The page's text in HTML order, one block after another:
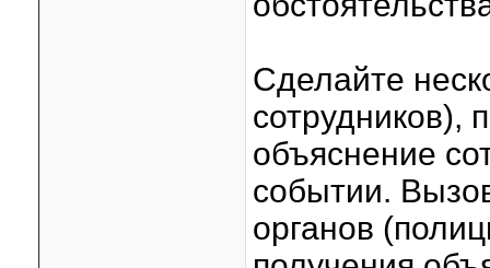
Сделайте
сотрудников),
объяснение
событии.
органов